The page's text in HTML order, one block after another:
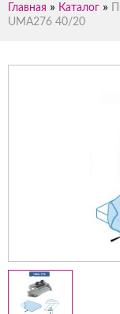
Главная » Каталог »
UMA276 40/20